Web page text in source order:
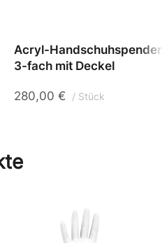
Acryl-Handschuhspender
3-fach mit Deckel
280,00 € Stück